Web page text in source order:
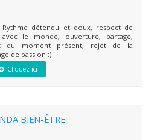
détendu et doux, respect de
avec le monde, ouverture, partage,
du moment présent, rejet de la
de passion :)
Cliquez ici
BIEN-ÊTRE